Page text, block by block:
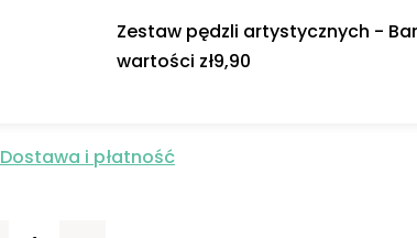
Zestaw pędzli artystycznych -
wartości zł9,90
Dostawa i płatność